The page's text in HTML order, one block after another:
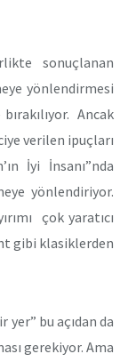
sonuçlanan
yönlendirmesi
Ancak
verilen ipuçları
İyi İnsanı”nda
yönlendiriyor.
çok yaratıcı
gibi klasiklerden
bu açıdan da
gerekiyor. Ama